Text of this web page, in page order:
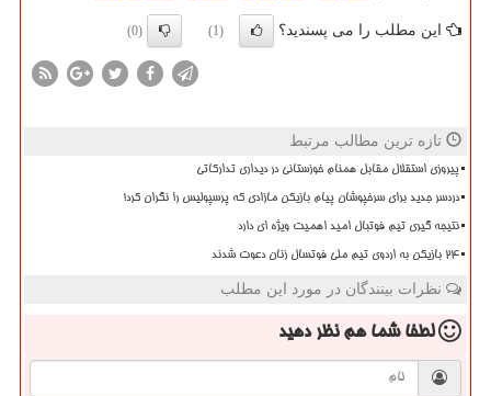
این مطلب را می پسندید؟ (1)
(0)
تازه ترین مطالب مرتبط
پیروزی استقلال مقابل همنام خوزستانی در دیداری تدارکاتی
دردسر جدید برای سرخپوشان پیام بازیکن مازادی که پرسپولیس را نگران کرد!
نتیجه گیری تیم فوتبال امید اهمیت ویژه ای دارد
۲۴ بازیکن به اردوی تیم ملی فوتسال زنان دعوت شدند
نظرات بینندگان در مورد این مطلب
لطفا شما همنظر دهید